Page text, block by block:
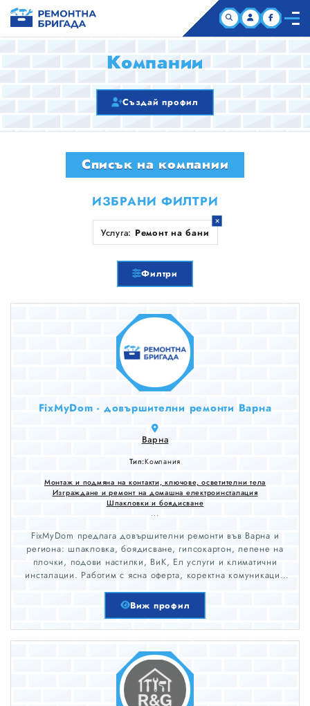
КОМПАНИИ
ЗА НАС
Компании
Създай профил
Списък на компании
ИЗБРАНИ ФИЛТРИ
Услуга: Ремонт на бани
Филтри
FixMyDom - довършителни ремонти Варна
Варна
Тип:Компания
Монтаж и подмяна на контакти, ключове, осветителни тела
Изграждане и ремонт на домашна електроинсталация
Шпакловки и боядисване
...
FixMyDom предлага довършителни ремонти във Варна и
региона: шпакловка, боядисване, гипсокартон, лепене на
плочки, подови настилки, ВиК, Ел услуги и климатични
инсталации. Работим с ясна оферта, коректна комуникация
Добрич, Шумен, Търговище, Разград, Силистра, Русе,
Бургас, Сливен, Ямбол и Стара Загора.
Виж профил